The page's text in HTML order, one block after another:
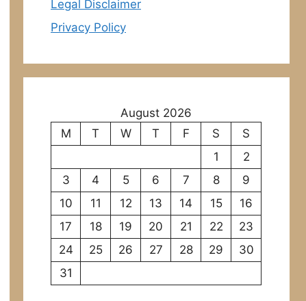
Legal Disclaimer
Privacy Policy
August 2026
M
T W T F S
S
1
2
3
4 5 6 7 8
9
10
11 12 13 14 15
16
17
18 19 20 21 22
23
24
25 26 27 28 29
30
31